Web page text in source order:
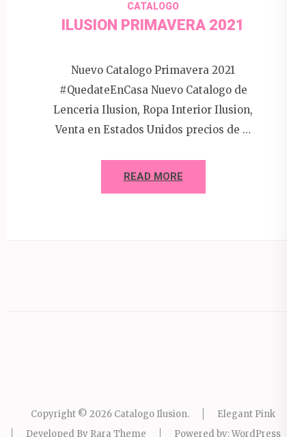
CATALOGO
ILUSION PRIMAVERA 2021
Nuevo Catalogo Primavera 2021
#QuedateEnCasa Nuevo Catalogo de
Lenceria Ilusion, Ropa Interior Ilusion,
Venta en Estados Unidos precios de …
READ MORE
Copyright © 2026 Catalogo Ilusion.
Elegant Pink
Developed By Rara Theme Powered by:WordPress